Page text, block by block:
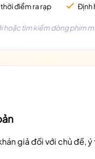
giả đối với chủ đề,
điểm ra rạp Định
hoặc tìm kiếm dòng phim